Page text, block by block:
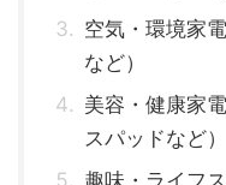
空気・環境家
など）
美容・健康家
スパッドなど）
趣味・ライフ